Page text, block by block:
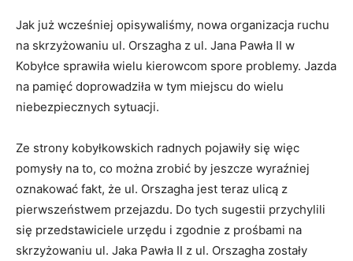
Jak już wcześniej opisywaliśmy, nowa organizacja ruchu
na skrzyżowaniu ul. Orszagha z ul. Jana Pawła II w
Kobyłce sprawiła wielu kierowcom spore problemy. Jazda
na pamięć doprowadziła w tym miejscu do wielu
niebezpiecznych sytuacji.
Ze strony kobyłkowskich radnych pojawiły się więc
pomysły na to, co można zrobić by jeszcze wyraźniej
oznakować fakt, że ul. Orszagha jest teraz ulicą z
pierwszeństwem przejazdu. Do tych sugestii przychylili
się przedstawiciele urzędu i zgodnie z prośbami na
skrzyżowaniu ul. Jaka Pawła II z ul. Orszagha zostały